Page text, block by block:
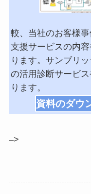
較、当社のお客様
支援サービスの内
ります。サンブリ
の活用診断サービ
ります。
資料のダウ
–>